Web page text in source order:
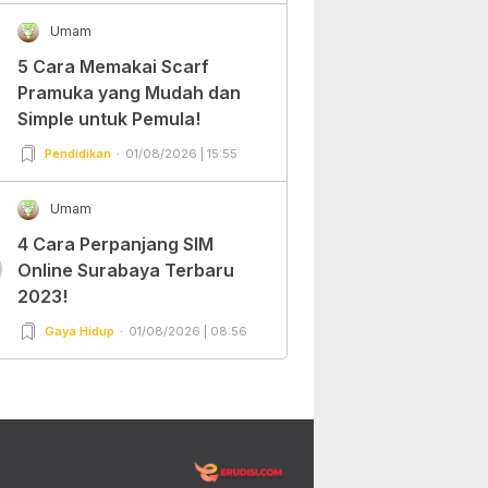
Umam
5 Cara Memakai Scarf
Pramuka yang Mudah dan
Simple untuk Pemula!
Pendidikan 01/08/2026 | 15:55
Umam
4 Cara Perpanjang SIM
Online Surabaya Terbaru
2023!
Gaya Hidup 01/08/2026 | 08:56